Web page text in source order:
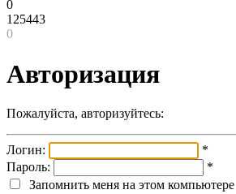
0
125443
0
Авторизация
Пожалуйста, авторизуйтесь:
Логин:
*
Пароль:
*
Запомнить меня на этом компьютере